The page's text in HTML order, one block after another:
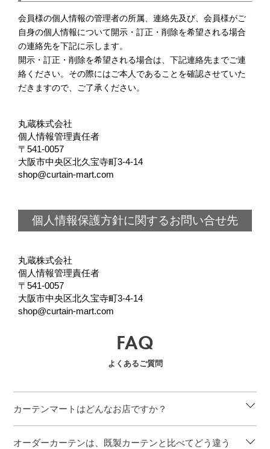
会員様の個人情報の管理者の所属、連絡先及び、会員様がご
自身の個人情報について開示・訂正・削除を希望される場合
の連絡先を下記に示します。
開示・訂正・削除を希望される場合は、下記連絡先までご連
絡ください。その際にはご本人であることを確認させていた
だきますので、ご了承ください。
丸蔵株式会社
個人情報管理責任者
541-0057
大阪市中央区北久宝寺町3-4-14
shop@curtain-mart.com
個人情報保護方針に関するお問い合せ先
丸蔵株式会社
個人情報管理責任者
541-0057
大阪市中央区北久宝寺町3-4-14
shop@curtain-mart.com
FAQ
よくあるご質問
カーテンマートはどんなお店ですか？
オーダーカーテンは、既製カーテンと比べてどう違う